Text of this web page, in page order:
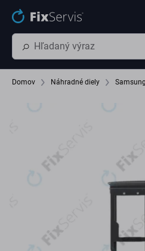
Preskočiť na hlavný obsah
Domov Náhradné diely Samsung